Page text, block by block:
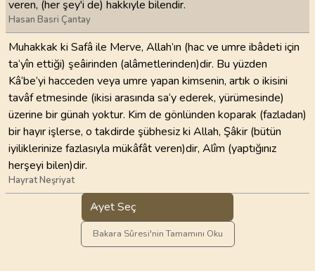
veren, (her şey'i de) hakkıyle bilendir.
Hasan Basri Çantay
Muhakkak ki Safâ ile Merve, Allah’ın (hac ve umre ibâdeti için
ta‘yîn ettiği) şeâirinden (alâmetlerinden)dir. Bu yüzden
Kâ‘be’yi hacceden veya umre yapan kimsenin, artık o ikisini
tavâf etmesinde (ikisi arasında sa‘y ederek, yürümesinde)
üzerine bir günah yoktur. Kim de gönlünden koparak (fazladan)
bir hayır işlerse, o takdirde şübhesiz ki Allah, Şâkir (bütün
iyiliklerinize fazlasıyla mükâfât veren)dir, Alîm (yaptığınız
herşeyi bilen)dir.
Hayrat Neşriyat
Ayet Seç
Bakara Sûresi'nin Tamamını Oku